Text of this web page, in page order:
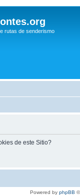
rutas de senderismo
de este Sitio?
Powered by phpBB